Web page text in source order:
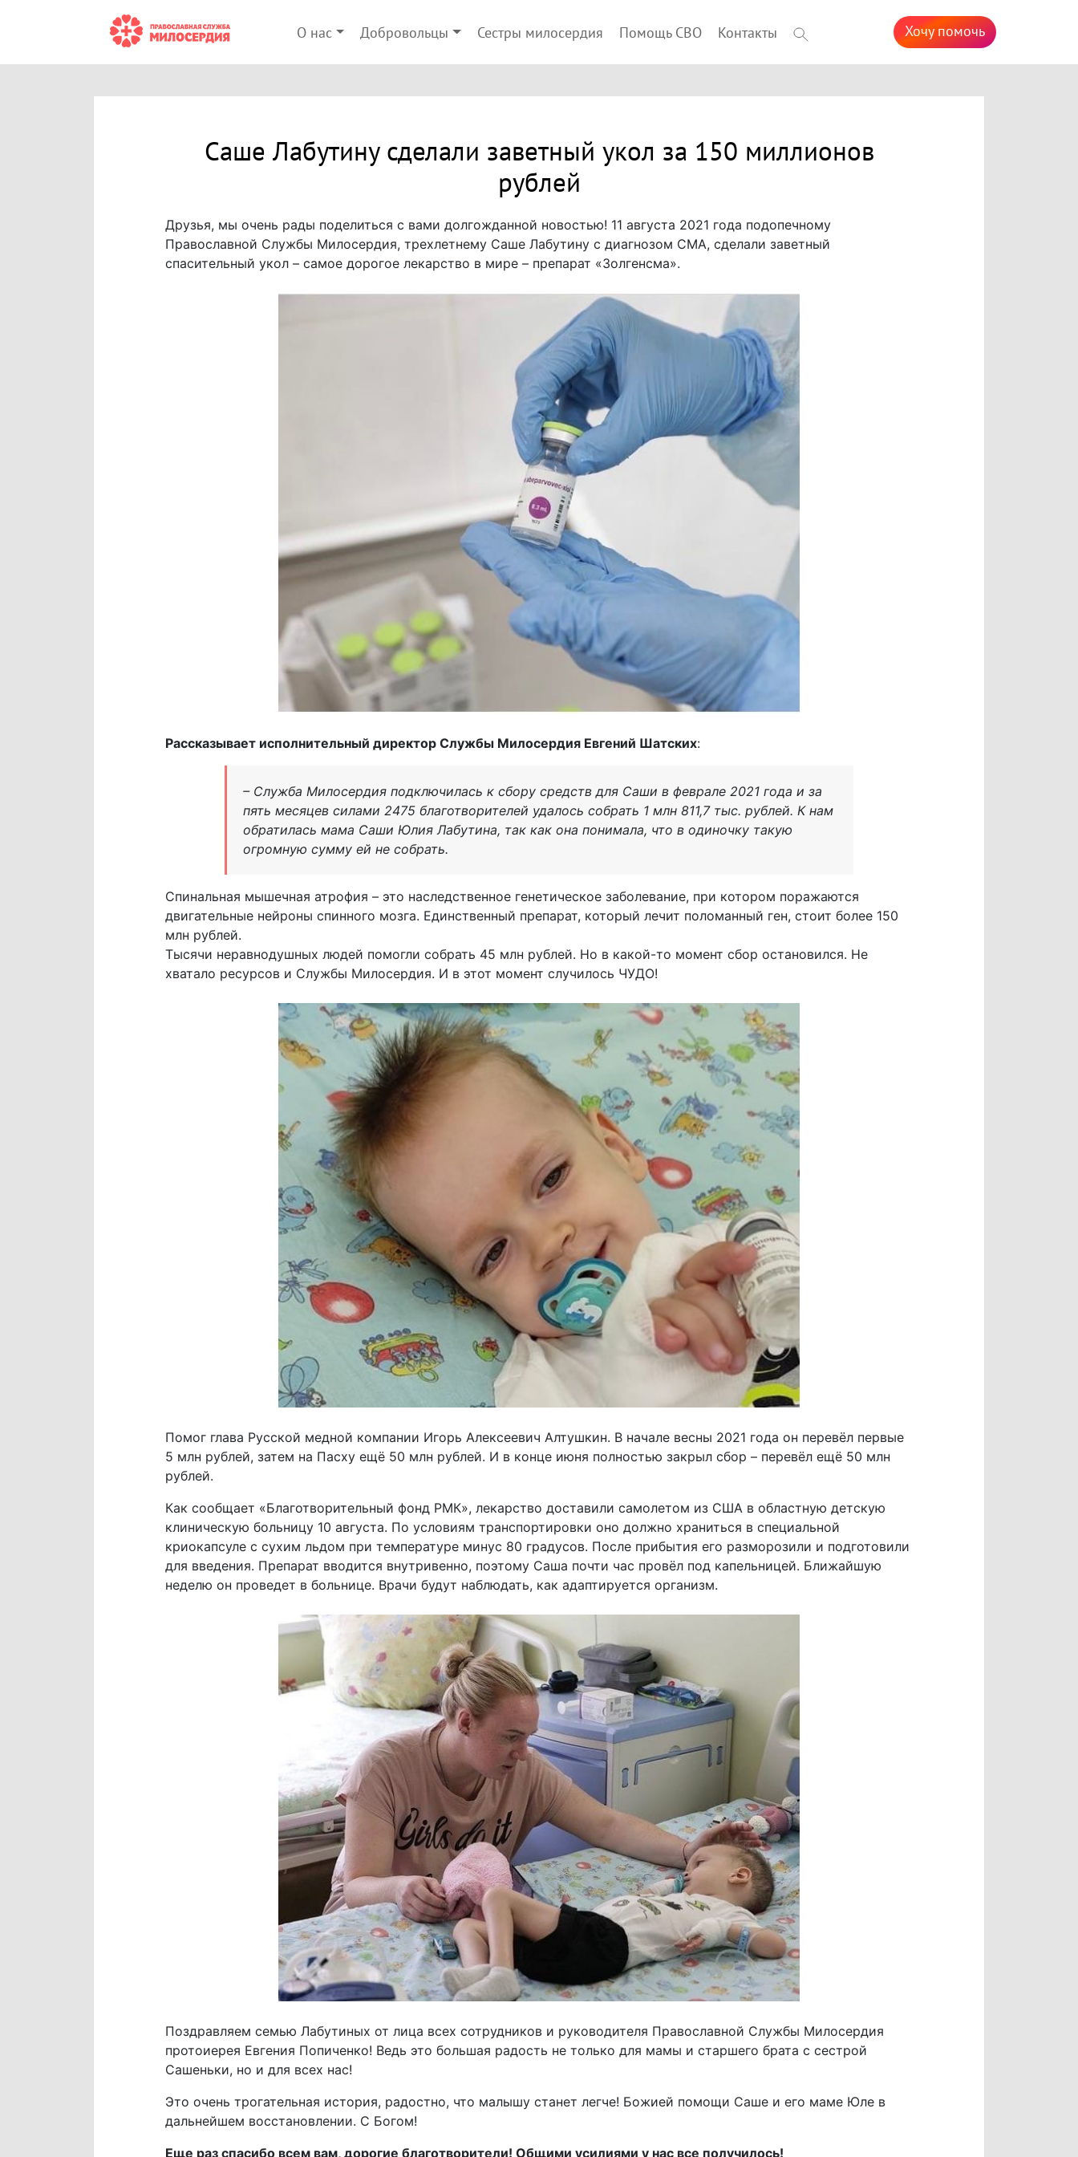
О нас Добровольцы Сестры милосердия Помощь СВО Контакты Хочу помочь
Саше Лабутину сделали заветный укол за 150 миллионов
рублей
Друзья, мы очень рады поделиться с вами долгожданной новостью! 11 августа 2021 года подопечному
Православной Службы Милосердия, трехлетнему Саше Лабутину с диагнозом СМА, сделали заветный
спасительный укол – самое дорогое лекарство в мире – препарат «Золгенсма».
Рассказывает исполнительный директор Службы Милосердия Евгений Шатских:
– Служба Милосердия подключилась к сбору средств для Саши в феврале 2021 года и за
пять месяцев силами 2475 благотворителей удалось собрать 1 млн 811,7 тыс. рублей. К нам
обратилась мама Саши Юлия Лабутина, так как она понимала, что в одиночку такую
огромную сумму ей не собрать.
Спинальная мышечная атрофия – это наследственное генетическое заболевание, при котором поражаются
двигательные нейроны спинного мозга. Единственный препарат, который лечит поломанный ген, стоит более 150
млн рублей.
Тысячи неравнодушных людей помогли собрать 45 млн рублей. Но в какой-то момент сбор остановился. Не
хватало ресурсов и Службы Милосердия. И в этот момент случилось ЧУДО!
Помог глава Русской медной компании Игорь Алексеевич Алтушкин. В начале весны 2021 года он перевёл первые
5 млн рублей, затем на Пасху ещё 50 млн рублей. И в конце июня полностью закрыл сбор – перевёл ещё 50 млн
рублей.
Как сообщает «Благотворительный фонд РМК», лекарство доставили самолетом из США в областную детскую
клиническую больницу 10 августа. По условиям транспортировки оно должно храниться в специальной
криокапсуле с сухим льдом при температуре минус 80 градусов. После прибытия его разморозили и подготовили
для введения. Препарат вводится внутривенно, поэтому Саша почти час провёл под капельницей. Ближайшую
неделю он проведет в больнице. Врачи будут наблюдать, как адаптируется организм.
Поздравляем семью Лабутиных от лица всех сотрудников и руководителя Православной Службы Милосердия
протоиерея Евгения Попиченко! Ведь это большая радость не только для мамы и старшего брата с сестрой
Сашеньки, но и для всех нас!
Это очень трогательная история, радостно, что малышу станет легче! Божией помощи Саше и его маме Юле в
дальнейшем восстановлении. С Богом!
Еще раз спасибо всем вам, дорогие благотворители! Общими усилиями у нас все получилось!